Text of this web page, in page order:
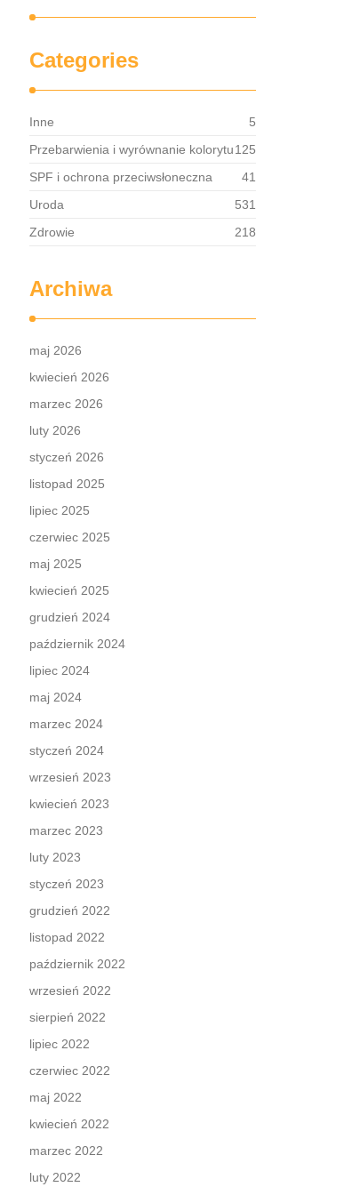
Categories
Inne
5
Przebarwienia i wyrównanie kolorytu125
SPF i ochrona przeciwsłoneczna
41
Uroda
531
Zdrowie
218
Archiwa
maj 2026
kwiecień 2026
marzec 2026
luty 2026
styczeń 2026
listopad 2025
lipiec 2025
czerwiec 2025
maj 2025
kwiecień 2025
grudzień 2024
październik 2024
lipiec 2024
maj 2024
marzec 2024
styczeń 2024
wrzesień 2023
kwiecień 2023
marzec 2023
luty 2023
styczeń 2023
grudzień 2022
listopad 2022
październik 2022
wrzesień 2022
sierpień 2022
lipiec 2022
czerwiec 2022
maj 2022
kwiecień 2022
marzec 2022
luty 2022